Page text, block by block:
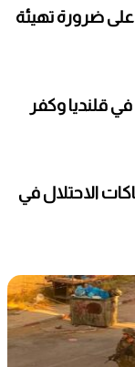
ضرورة تهيئة
قلنديا وكفر
الاحتلال في